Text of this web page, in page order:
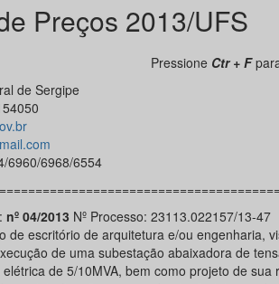
Preços 2013/UFS
Pressione Ctr + F
de Sergipe
6960/6968/6554
nº 04/2013 Nº Processo: 23113.022157/13-47
de escritório de arquitetura e/ou engenharia,
de uma subestação abaixadora de
de 5/10MVA, bem como projeto de sua